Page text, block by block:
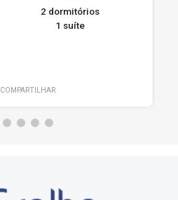
2 dormitórios
1 suíte
COMPARTILHAR